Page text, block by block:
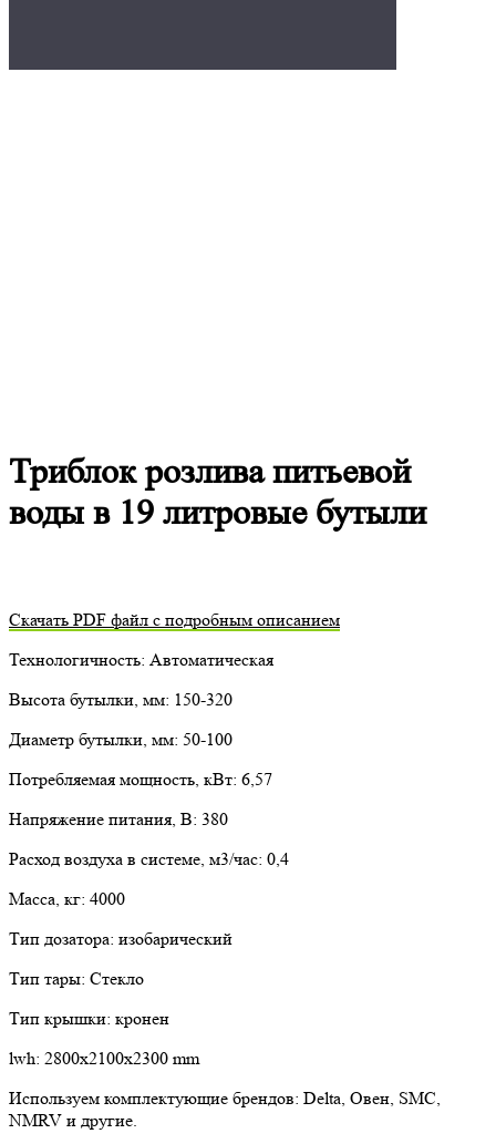
Триблок розлива питьевой
воды в 19 литровые бутыли
Скачать PDF файл с подробным описанием
Технологичность: Автоматическая
Высота бутылки, мм: 150-320
Диаметр бутылки, мм: 50-100
Потребляемая мощность, кВт: 6,57
Напряжение питания, В: 380
Расход воздуха в системе, м3/час: 0,4
Масса, кг: 4000
Тип дозатора: изобарический
Тип тары: Стекло
Тип крышки: кронен
lwh: 2800x2100x2300 mm
Используем комплектующие брендов: Delta, Овен, SMC,
NMRV и другие.